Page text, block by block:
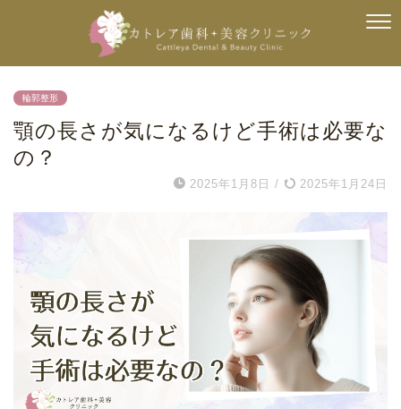
輪郭整形
顎の長さが気になるけど手術は必要な
の？
2025年1月8日 / 2025年1月24日